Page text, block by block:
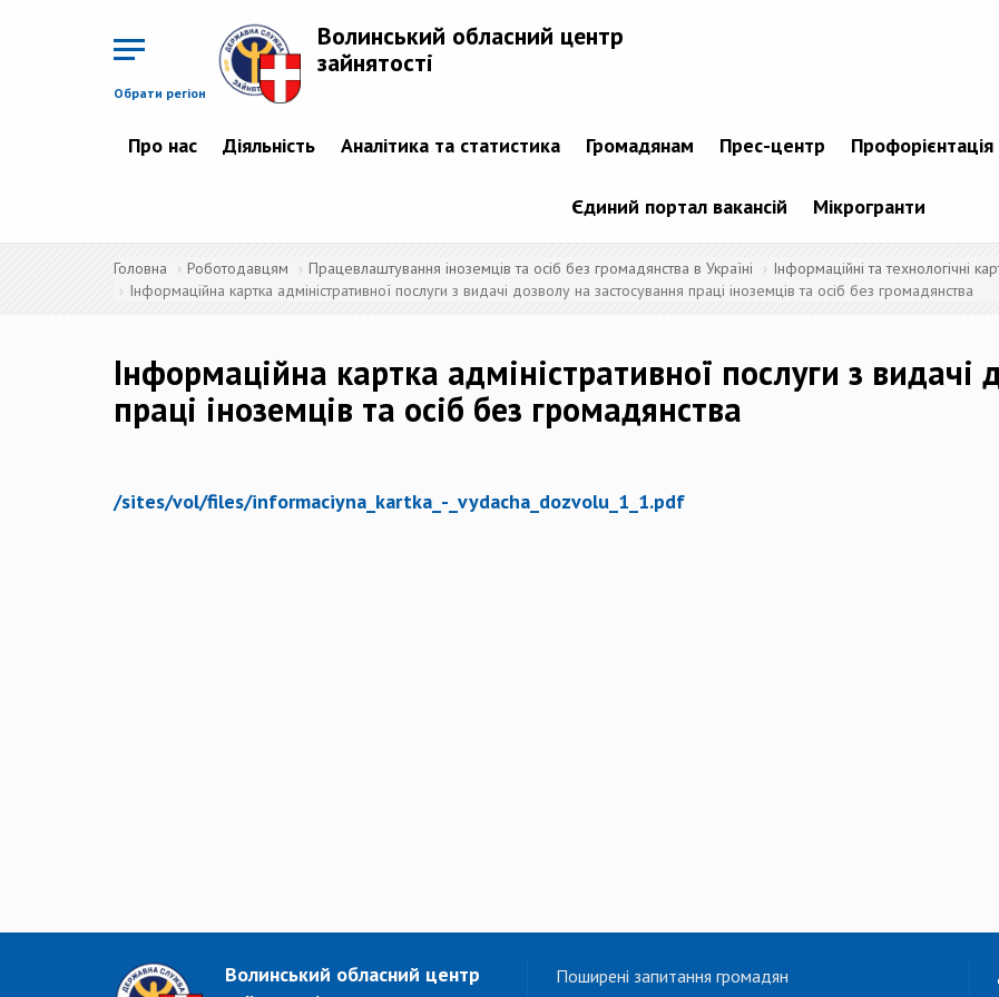
Обрати регіон
Волинський обласний центр
зайнятості
Про нас Діяльність Аналітика та статистика Громадянам Прес-центр Профорієнтація
Єдиний портал вакансій Мікрогранти
Головна Роботодавцям Працевлаштування іноземців та осіб без громадянства в Україні
Інформаційні та технологічні
Інформаційна картка адміністративної послуги з видачі дозволу на застосування праці іноземців та осіб без громадянства
Інформаційна картка адміністративної послуги з видачі
праці іноземців та осіб без громадянства
/sites/vol/files/informaciyna_kartka_-_vydacha_dozvolu_1_1.pdf
Волинський обласний центр
Поширені запитання громадян